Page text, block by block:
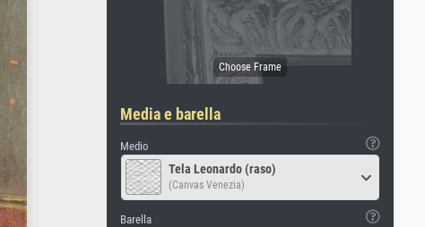
Media e barella
Medio
Tela Leonardo (raso)
(Canvas Venezia)
Barella